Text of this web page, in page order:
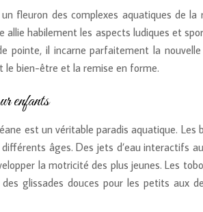
fleuron des complexes aquatiques de
habilement les aspects ludiques et
pointe, il incarne parfaitement la
le bien-être et la remise en forme.
enfants
est un véritable paradis aquatique. Les
âges. Des jets d’eau interactifs
la motricité des plus jeunes. Les
glissades douces pour les petits aux